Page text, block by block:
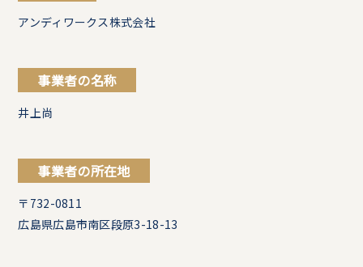
アンディワークス株式会社
事業者の名称
井上尚
事業者の所在地
〒732-0811
広島県広島市南区段原3-18-13